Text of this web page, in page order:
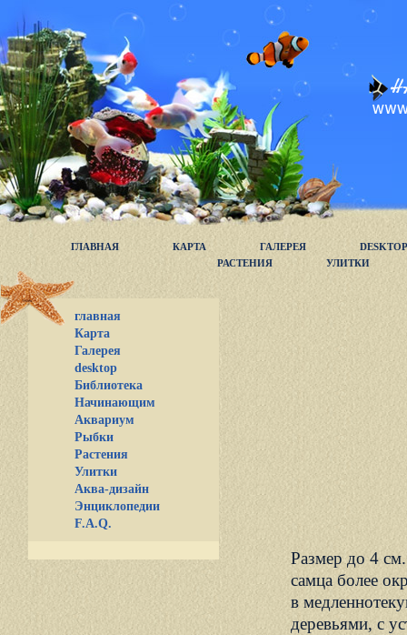
ГЛАВНАЯ КАРТА ГАЛЕРЕЯ
DESKTOP
РАСТЕНИЯ
УЛИТКИ
главная
Карта
Галерея
desktop
Библиотека
Начинающим
Аквариум
Рыбки
Растения
Улитки
Аква-дизайн
Энциклопедии
F.A.Q.
Размер до 4
самца более
в
деревьями, с